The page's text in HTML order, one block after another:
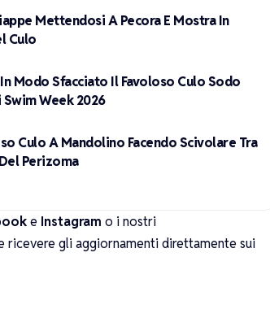
Mettendosi A Pecora E Mostra In
Culo
Modo Sfacciato Il Favoloso Culo Sodo
Week 2026
Culo A Mandolino Facendo Scivolare Tra
Perizoma
e Instagram o i nostri
ricevere gli aggiornamenti direttamente sui